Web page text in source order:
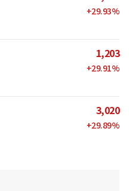
+29.93%
1,203
+29.91%
3,020
+29.89%